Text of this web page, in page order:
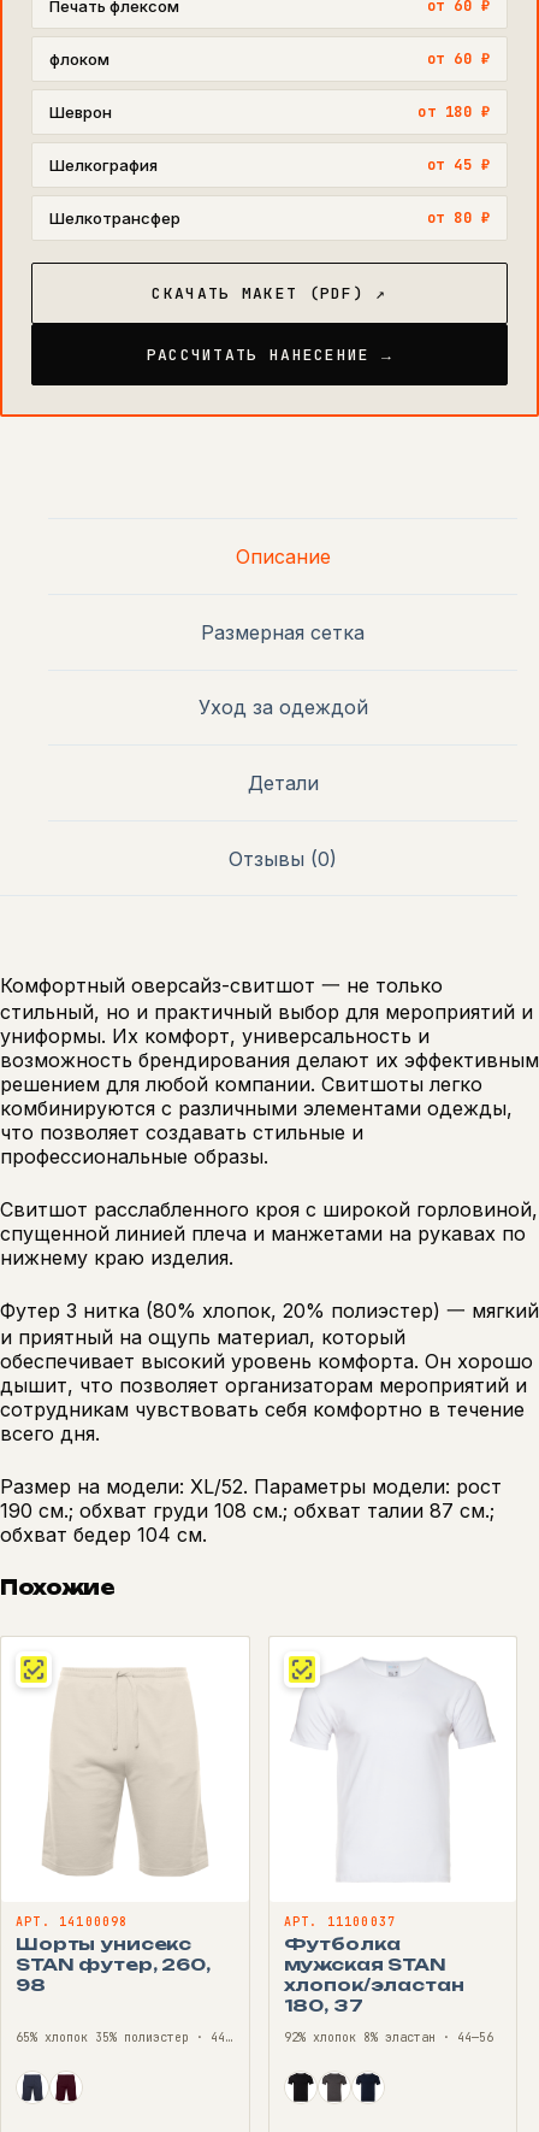
Печать флексом от 60 ₽
флоком от 60 ₽
Шеврон от 180 ₽
Шелкография от 45 ₽
Шелкотрансфер от 80 ₽
СКАЧАТЬ МАКЕТ (PDF) ↗
РАССЧИТАТЬ НАНЕСЕНИЕ →
Описание
Размерная сетка
Уход за одеждой
Детали
Отзывы (0)
Комфортный оверсайз-свитшот 一 не только
стильный, но и практичный выбор для мероприятий и
униформы. Их комфорт, универсальность и
возможность брендирования делают их эффективным
решением для любой компании. Свитшоты легко
комбинируются с различными элементами одежды,
что позволяет создавать стильные и
профессиональные образы.
Свитшот расслабленного кроя с широкой горловиной,
спущенной линией плеча и манжетами на рукавах по
нижнему краю изделия.
Футер 3 нитка (80% хлопок, 20% полиэстер) 一 мягкий
и приятный на ощупь материал, который
обеспечивает высокий уровень комфорта. Он хорошо
дышит, что позволяет организаторам мероприятий и
сотрудникам чувствовать себя комфортно в течение
всего дня.
Размер на модели: XL/52. Параметры модели: рост
190 см.; обхват груди 108 см.; обхват талии 87 см.;
обхват бедер 104 см.
Похожие
АРТ. 14100098
Шорты унисекс
STAN футер, 260,
98
65% хлопок 35% полиэстер · 44—56
АРТ. 11100037
Футболка
мужская STAN
хлопок/эластан
180, 37
92% хлопок 8% эластан · 44—56